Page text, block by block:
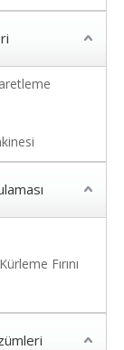
Fırını